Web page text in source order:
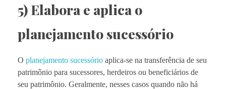
5) Elabora e aplica o
planejamento sucessório
O planejamento sucessório aplica-se na transferência de seu
patrimônio para sucessores, herdeiros ou beneficiários de
seu patrimônio. Geralmente, nesses casos quando não há